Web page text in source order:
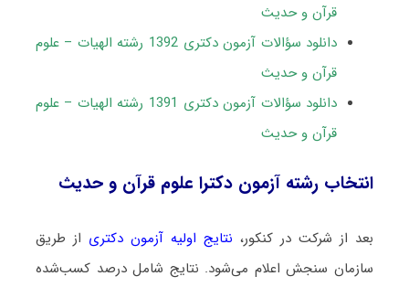
قرآن و حدیث
دانلود سؤالات آزمون دکتری 1392 رشته الهیات – علوم
قرآن و حدیث
دانلود سؤالات آزمون دکتری 1391 رشته الهیات – علوم
قرآن و حدیث
انتخاب رشته آزمون دکترا علوم قرآن و حدیث
بعد از شرکت در کنکور، نتایج اولیه آزمون دکتری از طریق
سازمان سنجش اعلام می‌شود. نتایج شامل درصد کسب‌شده